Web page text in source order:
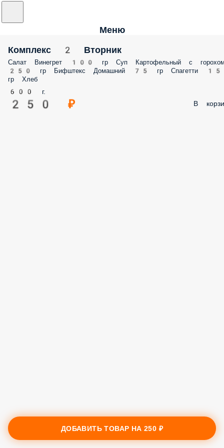
Меню
Комплекс 2 Вторник
Салат Винегрет 100 гр Суп Картофельный с
250 гр Бифштекс Домашний 75 гр Спагетти
гр Хлеб
600 г.
250 ₽ В
ДОБАВИТЬ ТОВАР НА250 ₽